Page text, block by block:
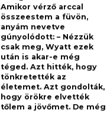
Amikor vérző arccal
összeestem a füvön,
anyám nevetve
gúnyolódott: – Nézzük
csak meg, Wyatt ezek
után is akar-e még
téged. Azt hitték, hogy
tönkretették az
életemet. Azt gondolták,
hogy örökre elvették
tőlem a jövőmet. De még